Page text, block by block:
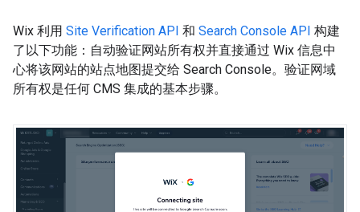
Wix 利用 Site Verification API 和 Search Console API 构建
了以下功能：自动验证网站所有权并直接通过 Wix 信息中
心将该网站的站点地图提交给 Search Console。验证网域
所有权是任何 CMS 集成的基本步骤。